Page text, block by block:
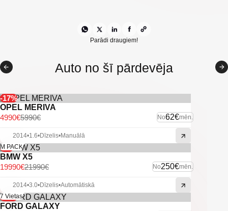
-Apsildāmas priekšējas sēdvietas.
-Klimata kontrole.
-Navigācija.
-Tonēti aizmugurējie logi.
-Miglas lukturi.
Parādi draugiem!
Auto no šī pārdevēja
-17%
OPEL MERIVA
No62€mēn.
5990€
4990€
2014•1.6•Dīzelis•Manuālā
-9%
M PACK
BMW X5
No250€mēn.
21990€
19990€
2014•3.0•Dīzelis•Automātiskā
-14%
7 Vietas
FORD GALAXY